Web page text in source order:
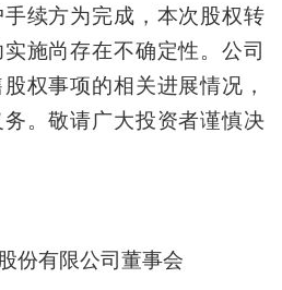
续方为完成，本次股权转
施尚存在不确定性。公司
权事项的相关进展情况，
。敬请广大投资者谨慎决
份有限公司董事会